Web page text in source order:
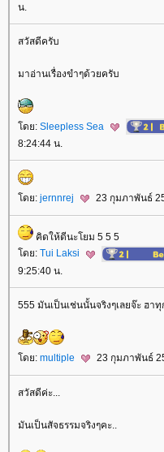
น.
สวัสดีครับ
มาอ่านเรื่องขำๆด้วยครับ
ดย: Sleepless Sea
8:24:44 น.
ดย: jernnrej 23 กุมภาพันธ์
คิดให้ดีนะโยม 5 5 5
ดย: Tui Laksi
9:25:40 น.
555 มันเป็นเช่นนั้นจริงๆเลยจ๊ะ ฮาทุ
ดย: multiple 23 กุมภาพันธ์
สวัสดีค่ะ...
มันเป็นสัจธรรมจริงๆคะ..